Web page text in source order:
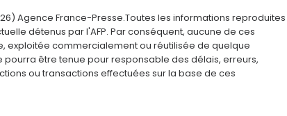
Agence France-Presse.Toutes les informations reproduites
détenus par l'AFP. Par conséquent, aucune de ces
exploitée commercialement ou réutilisée de quelque
pourra être tenue pour responsable des délais, erreurs,
ou transactions effectuées sur la base de ces